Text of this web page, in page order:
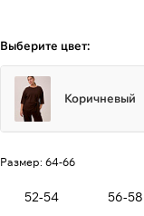
Выберите цвет:
Коричневый
Размер: 64-66
52-54 56-58